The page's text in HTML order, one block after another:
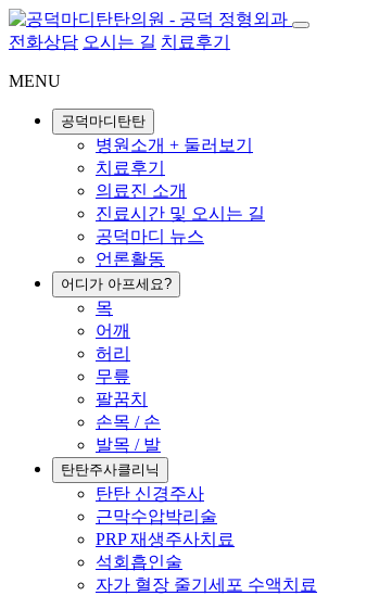
전화상담 오시는 길 치료후기
MENU
공덕마디탄탄
병원소개 + 둘러보기
치료후기
의료진 소개
진료시간 및 오시는 길
공덕마디 뉴스
언론활동
어디가 아프세요?
목
어깨
허리
무릎
팔꿈치
손목 / 손
발목 / 발
탄탄주사클리닉
탄탄 신경주사
근막수압박리술
PRP 재생주사치료
석회흡인술
자가 혈장 줄기세포 수액치료